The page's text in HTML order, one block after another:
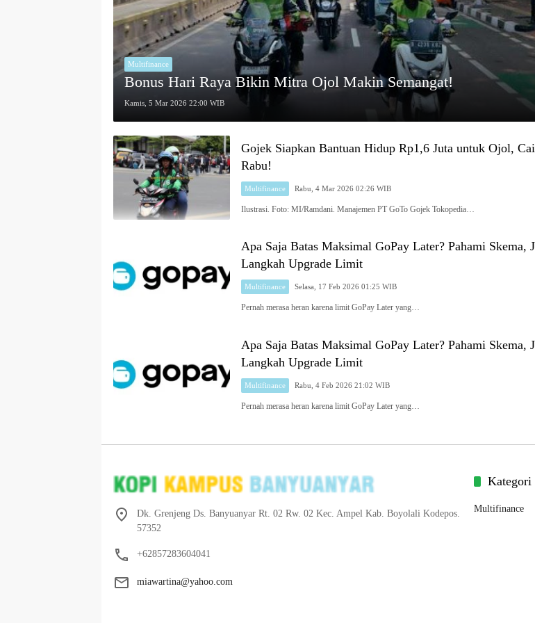
Multifinance
Bonus Hari Raya Bikin Mitra Ojol Makin Semangat!
Kamis, 5 Mar 2026 22:00 WIB
Gojek Siapkan Bantuan Hidup Rp1,6 Juta untuk Ojol,
Rabu!
Multifinance Rabu, 4 Mar 2026 02:26 WIB
Ilustrasi. Foto: MI/Ramdani. Manajemen PT GoTo Gojek Tokopedia…
Apa Saja Batas Maksimal GoPay Later? Pahami Skema,
Langkah Upgrade Limit
Multifinance Selasa, 17 Feb 2026 01:25 WIB
Pernah merasa heran karena limit GoPay Later yang…
Apa Saja Batas Maksimal GoPay Later? Pahami Skema,
Langkah Upgrade Limit
Multifinance Rabu, 4 Feb 2026 21:02 WIB
Pernah merasa heran karena limit GoPay Later yang…
Dk. Grenjeng Ds. Banyuanyar Rt. 02 Rw. 02 Kec. Ampel Kab. Boyolali Kodepos.
57352
+62857283604041
miawartina@yahoo.com
Kategori
Multifinance